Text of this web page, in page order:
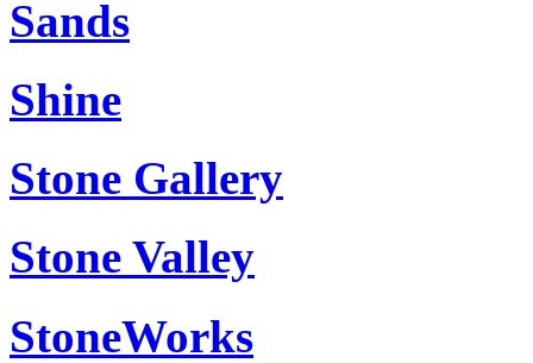
Sands
Shine
Stone Gallery
Stone Valley
StoneWorks